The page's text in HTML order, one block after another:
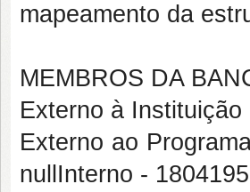
mapeamento da
MEMBROS DA
Externo à
Externo ao
nullInterno -